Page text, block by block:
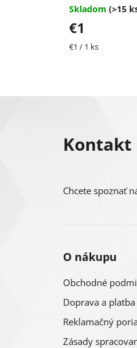
Skladom (>15
€1
Jednotková
€1 / 1 ks
Kontakt
Chcete spoznať
O nákupu
Obchodné
Doprava a platba
Reklamačný
Zásady